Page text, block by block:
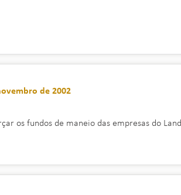
de 2002
os fundos de maneio das empresas do